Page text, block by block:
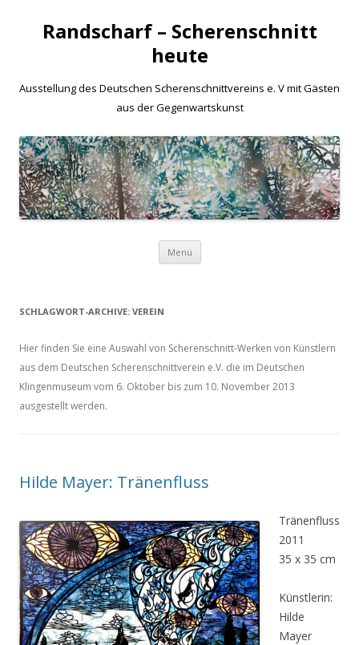
Randscharf – Scherenschnitt
heute
Ausstellung des Deutschen Scherenschnittvereins e. V mit Gästen
aus der Gegenwartskunst
Menü Zum
SCHLAGWORT-ARCHIVE: VEREIN
Hier finden Sie eine Auswahl von Scherenschnitt-Werken von Künstlern
aus dem Deutschen Scherenschnittverein e.V. die im Deutschen
Klingenmuseum vom 6. Oktober bis zum 10. November 2013
ausgestellt werden.
Hilde Mayer: Tränenfluss
Tränenfluss
2011
35 x 35 cm
Künstlerin:
Hilde
Mayer